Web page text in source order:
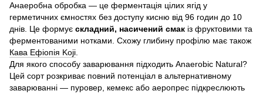
Анаеробна обробка — це ферментація цілих ягід у
герметичних ємностях без доступу кисню від 96 годин до 10
днів. Це формує складний, насичений смак із фруктовими та
ферментованими нотками. Схожу глибину профілю має також
Кава Ефіопія Koji
Для якого способу заварювання підходить Anaerobic Natural?
Цей сорт розкриває повний потенціал в альтернативному
заварюванні — пуровер, кемекс або аеропрес підкреслюють